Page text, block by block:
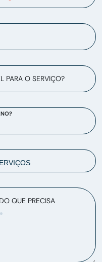
PARA O SERVIÇO?
QUE PRECISA